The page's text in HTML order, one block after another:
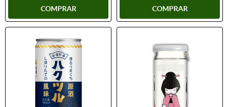
COMPRAR COMPRAR